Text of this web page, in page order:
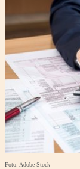
Foto: Adobe Stock